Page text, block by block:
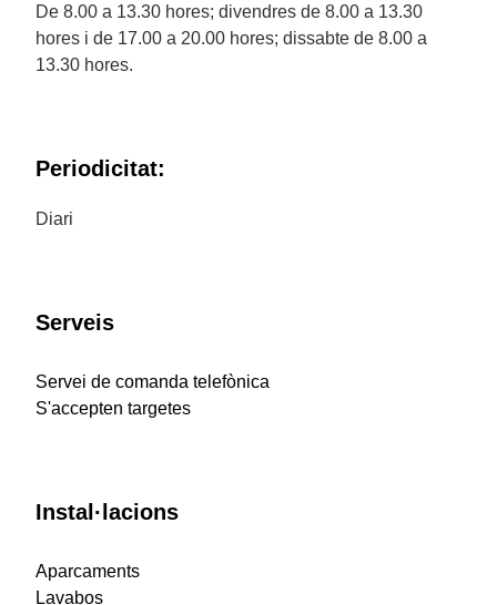
De 8.00 a 13.30 hores; divendres de 8.00 a 13.30
hores i de 17.00 a 20.00 hores; dissabte de 8.00 a
13.30 hores.
Periodicitat:
Diari
Serveis
Servei de comanda telefònica
S'accepten targetes
Instal·lacions
Aparcaments
Lavabos